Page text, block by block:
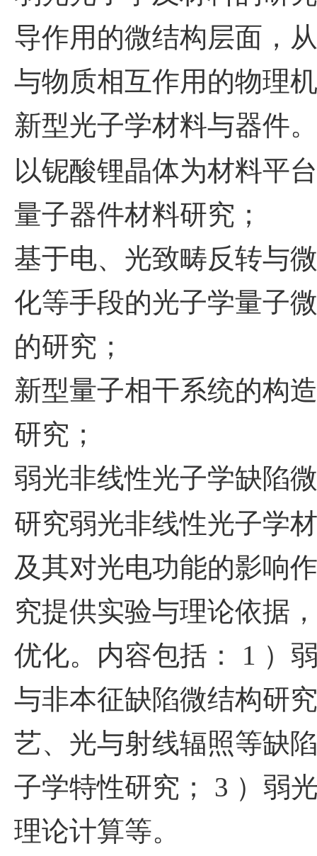
导作用的微结构层面，
与物质相互作用的物理
新型光子学材料与器件
以铌酸锂晶体为材料平
量子器件材料研究；
基于电、光致畴反转与
化等手段的光子学量子
的研究；
新型量子相干系统的构
研究；
弱光非线性光子学缺陷
研究弱光非线性光子学
及其对光电功能的影响
究提供实验与理论依据
优化。内容包括： 1 ）
与非本征缺陷微结构研
艺、光与射线辐照等缺
子学特性研究； 3 ）弱
理论计算等。